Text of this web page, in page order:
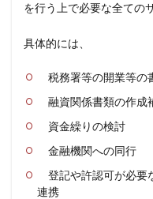
を行う上で必要な全ての
具体的には、
税務署等の開業等の
融資関係書類の作成
資金繰りの検討
金融機関への同行
登記や許認可が必要
連携